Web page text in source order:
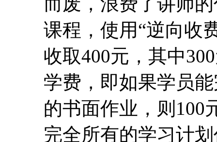
的书面作业，则100
完全所有的学习计
可以转化为大家强
课程授课方式
1、 学习方式：老师发